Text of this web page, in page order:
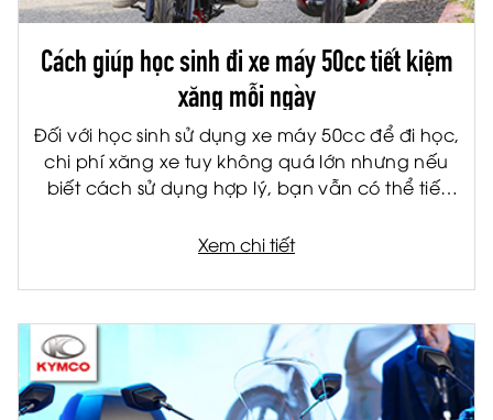
Cách giúp học sinh đi xe máy 50cc tiết kiệm
xăng mỗi ngày
Đối với học sinh sử dụng xe máy 50cc để đi học,
chi phí xăng xe tuy không quá lớn nhưng nếu
biết cách sử dụng hợp lý, bạn vẫn có thể tiết
chi phí cho gia đình, việc tiết kiệm nhiên liệu còn
hóc về lâu dài.
Xem chi tiết